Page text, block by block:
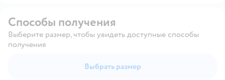
Способы получения
Выберите размер, чтобы увидеть доступные способы
получения
Выбрать размер